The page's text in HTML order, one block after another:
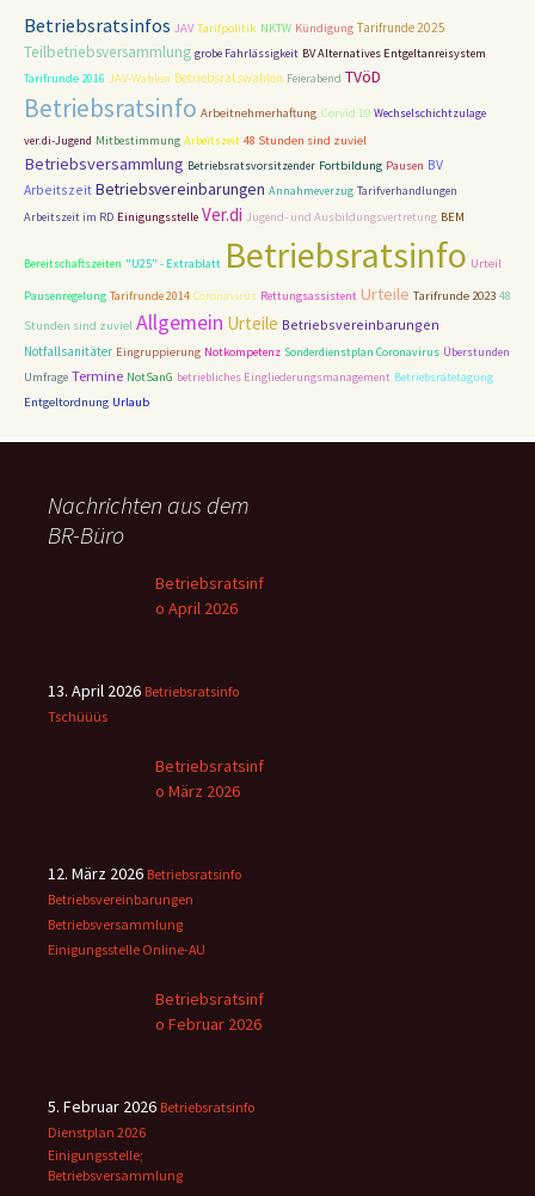
Betriebsratsinfos JAV Tarifpolitik NKTW Kündigung Tarifrunde 2025
Teilbetriebsversammlung grobe Fahrlässigkeit BV Alternatives Entgeltanreisystem
Tarifrunde 2016 JAV-Wahlen Betriebsratswahlen Feierabend TVöD
Betriebsratsinfo Arbeitnehmerhaftung Corvid 19 Wechselschichtzulage
ver.di-Jugend Mitbestimmung Arbeitszeit 48 Stunden sind zuviel
Betriebsversammlung Betriebsratsvorsitzender Fortbildung Pausen BV
Arbeitszeit Betriebsvereinbarungen Annahmeverzug Tarifverhandlungen
Arbeitszeit im RD Einigungsstelle Ver.di Jugend- und Ausbildungsvertretung BEM
Bereitschaftszeiten "U25" - Extrablatt Betriebsratsinfo Urteil
Pausenregelung Tarifrunde 2014 Coronavirus Rettungsassistent Urteile Tarifrunde 2023 48
Stunden sind zuviel Allgemein Urteile Betriebsvereinbarungen
Notfallsanitäter Eingruppierung Notkompetenz Sonderdienstplan Coronavirus Überstunden
Umfrage Termine NotSanG betriebliches Eingliederungsmanagement Betriebsrätetagung
Entgeltordnung Urlaub
Nachrichten aus dem
BR-Büro
Betriebsratsinf
o April 2026
13. April 2026 Betriebsratsinfo
Tschüüüs
Betriebsratsinf
o März 2026
12. März 2026 Betriebsratsinfo
Betriebsvereinbarungen
Betriebsversammlung
Einigungsstelle Online-AU
Betriebsratsinf
o Februar 2026
5. Februar 2026 Betriebsratsinfo
Dienstplan 2026
Einigungsstelle;
Betriebsversammlung